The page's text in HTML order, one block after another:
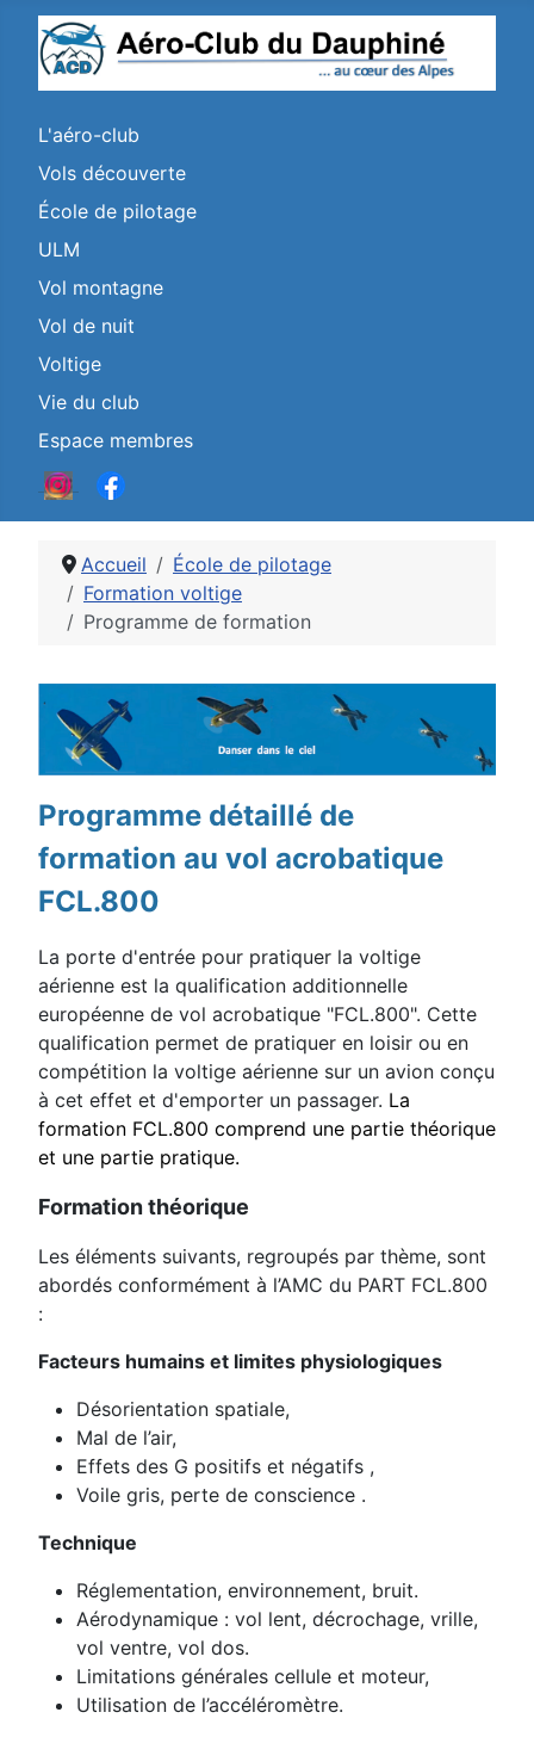
L'aéro-club
Vols découverte
École de pilotage
ULM
Vol montagne
Vol de nuit
Voltige
Vie du club
Espace membres
Accueil
École de pilotage
Formation voltige
Programme de formation
Détails
Programme détaillé de
formation au vol acrobatique
FCL.800
La porte d'entrée pour pratiquer la voltige
aérienne est la qualification additionnelle
européenne de vol acrobatique "FCL.800". Cette
qualification permet de pratiquer en loisir ou en
compétition la voltige aérienne sur un avion conçu
à cet effet et d'emporter un passager. La
formation FCL.800 comprend une partie théorique
et une partie pratique.
Formation théorique
Les éléments suivants, regroupés par thème, sont
abordés conformément à l’AMC du PART FCL.800
:
Facteurs humains et limites physiologiques
Désorientation spatiale,
Mal de l’air,
Effets des G positifs et négatifs ,
Voile gris, perte de conscience .
Technique
Réglementation, environnement, bruit.
Aérodynamique : vol lent, décrochage, vrille,
vol ventre, vol dos.
Limitations générales cellule et moteur,
Utilisation de l’accéléromètre.